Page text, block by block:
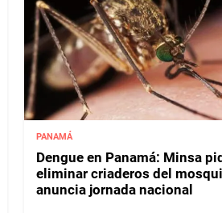
PANAMÁ
Dengue en Panamá: Minsa
eliminar criaderos del
anuncia jornada nacional